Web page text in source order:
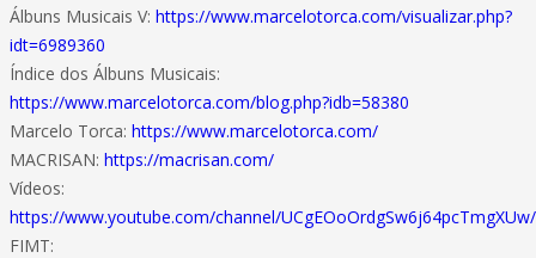
Álbuns Musicais V: https://www.marcelotorca.com/visualizar.php?
idt=6989360
Índice dos Álbuns Musicais:
https://www.marcelotorca.com/blog.php?idb=58380
Marcelo Torca: https://www.marcelotorca.com/
MACRISAN: https://macrisan.com/
Vídeos:
https://www.youtube.com/channel/UCgEOoOrdgSw6j64pcTmgXUw/
FIMT: